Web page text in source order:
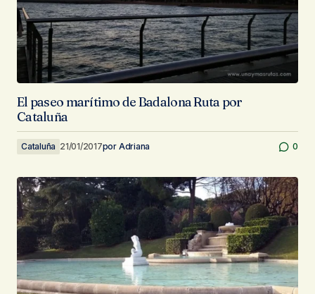
El paseo marítimo de Badalona Ruta por
Cataluña
Cataluña 21/01/2017por Adriana 0